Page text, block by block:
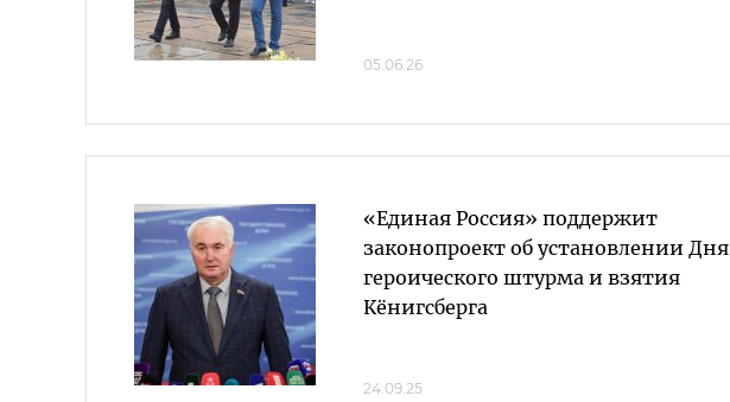
05.06.26
«Единая Россия» поддержит
законопроект об установлении Дня
героического штурма и взятия
Кёнигсберга
24.09.25